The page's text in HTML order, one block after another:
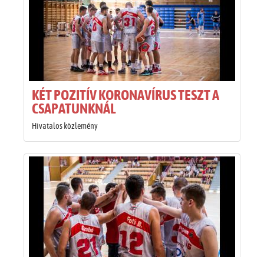
KÉT POZITÍV KORONAVÍRUS TESZT A
CSAPATUNKNÁL
Hivatalos közlemény